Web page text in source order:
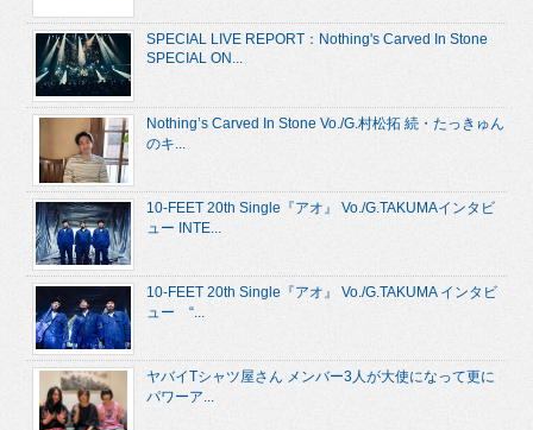
SPECIAL LIVE REPORT：Nothing's Carved In Stone
SPECIAL ON...
Nothing’s Carved In Stone Vo./G.村松拓 続・たっきゅん
のキ...
10-FEET 20th Single『アオ』 Vo./G.TAKUMAインタビ
ュー INTE...
10-FEET 20th Single『アオ』 Vo./G.TAKUMA インタビ
ュー “...
ヤバイTシャツ屋さん メンバー3人が大使になって更に
パワーア...